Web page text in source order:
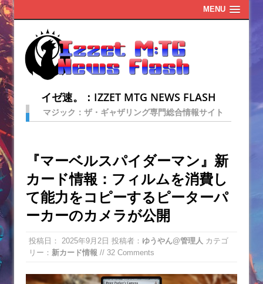
MENU
イゼ速。：IZZET MTG NEWS FLASH
マジック：ザ・ギャザリング専門総合情報サイト
『マーベルスパイダーマン』新
カード情報：フィルムを消費し
て能力をコピーするピーターパ
ーカーのカメラが公開
投稿日： 2025年9月2日 投稿者： ゆうやん@管理人 カテゴ
リー： 新カード情報 // 32 Comments